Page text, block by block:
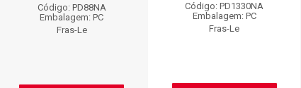
Código: PD88NA
Embalagem: PC
Fras-Le
Código: PD1330NA
Embalagem: PC
Fras-Le